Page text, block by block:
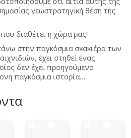
γεωστρατηγική θέση της
διαθέτει η χώρα μας!
στην παγκόσμια σκακιέρα των
έχει στηθεί ένας
δεν έχει προηγούμενο
παγκόσμια ιστορία…